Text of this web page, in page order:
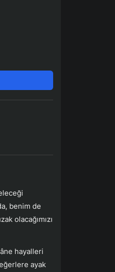
benim de
olacağımızı
hayalleri
ayak